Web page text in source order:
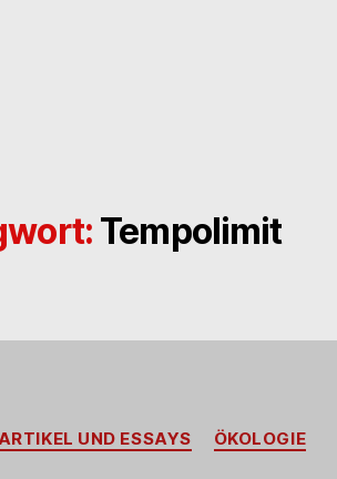
Tempolimit
Kategorien
UND ESSAYS ÖKOLOGIE